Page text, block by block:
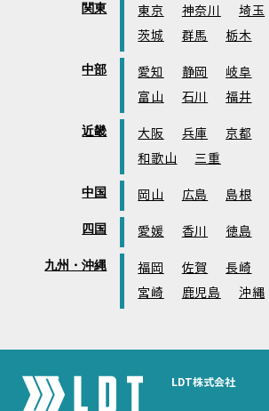
関東 東京 神奈川 埼玉
茨城
群馬 栃木
中部 愛知 静岡 岐阜
富山
石川 福井
近畿 大阪 兵庫 京都
和歌山
三重
中国 岡山 広島 島根
四国 愛媛 香川 徳島
九州・沖縄 福岡 佐賀 長崎
宮崎
鹿児島 沖縄
LDT株式会社